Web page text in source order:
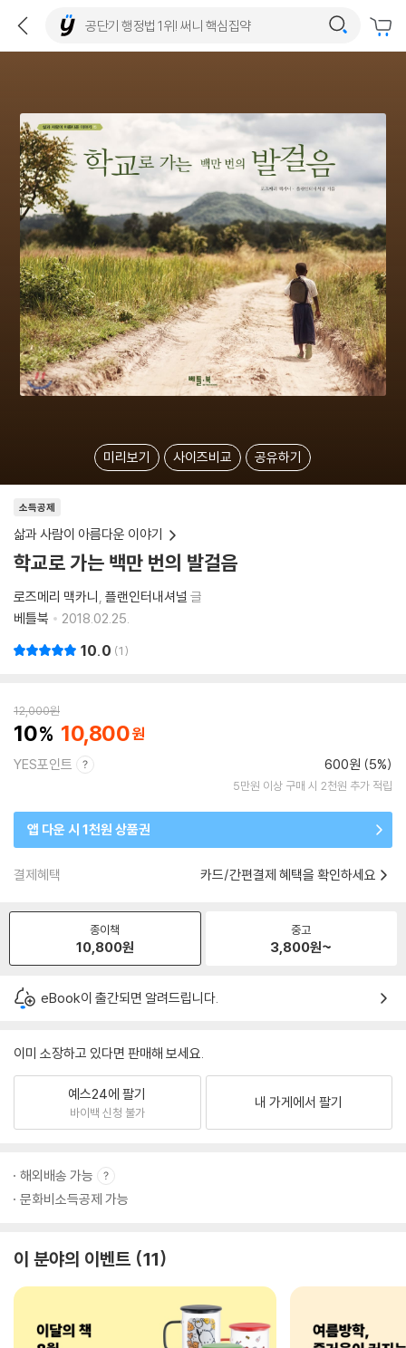
미리보기 사이즈비교 공유하기
소득공제
삶과 사람이 아름다운 이야기
학교로 가는 백만 번의 발걸음
로즈메리 맥카니 플랜인터내셔널 글
베틀북
2018.02.25.
10.0 1
12,000원
10 10,800
YES포인트 600원 (5%)
5만원 이상 구매 시 2천원 추가 적립
앱 다운 시 1천원 상품권
결제혜택 카드/간편결제 혜택을 확인하세요
종이책
10,800원
중고
3,800원~
eBook이 출간되면 알려드립니다.
이미 소장하고 있다면 판매해 보세요.
예스24에 팔기
바이백 신청 불가
내 가게에서 팔기
해외배송 가능
문화비소득공제 가능
이 분야의 이벤트 11